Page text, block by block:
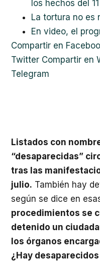
los hechos del
La tortura no es
En video, el
Compartir en
Twitter Compartir en
Telegram
Listados con
“desaparecidas”
tras las
julio. También hay
según se dice en
procedimientos se
detenido un
los órganos
¿Hay